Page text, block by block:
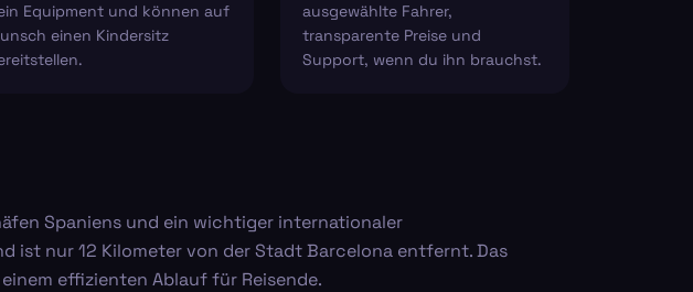
Equipment und können auf
einen Kindersitz
ausgewählte Fahrer,
transparente Preise und
Support, wenn du ihn brauchst.
Spaniens und ein wichtiger internationaler
ist nur 12 Kilometer von der Stadt Barcelona entfernt. Das
effizienten Ablauf für Reisende.